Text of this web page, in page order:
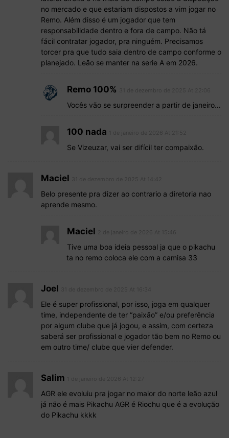
no mercado e que estariam dispostos a vim jogar no
Remo. Além disso é um jogador que tem
responsabilidade dentro e fora de campo. Não tá
fácil contratar jogador, pra ninguém. Precisamos
torcer pra que tudo saia dentro de campo conforme o
planejado. Leão se manter na serie A em 2026.
Remo 100%
Vocês vão se surpreender a partir de janeiro…
100 nada
Se Vizeuzar, vai ser difícil ter compaixão.
Maciel
Belo presente pra dizer ao contrario a diretoria nao
aprende mesmo.
Maciel
Tive uma boa ideia pessoal ja que o pikachu
ta no remo coloca ele com a camisa 33
Joel
Ele é super profissional, por isso, joga em qualquer
time, independente de ter “paixão” e/ou preferência
por algum clube que já jogou, e assim, com certeza
saberá ser profissional e jogador tão bem no Remo ou
em outro time/ clube que vier defender.
Salim
AGR ele evoluiu pra jogar no maior do norte leão azul
já não é mais Pikachu AGR é Riochu que é a evolução
do Pikachu kkkk